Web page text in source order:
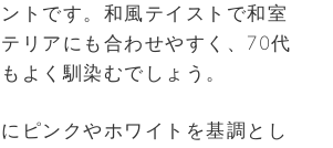
トです。和風テイストで和室
リアにも合わせやすく、70代
よく馴染むでしょう。
ピンクやホワイトを基調とし